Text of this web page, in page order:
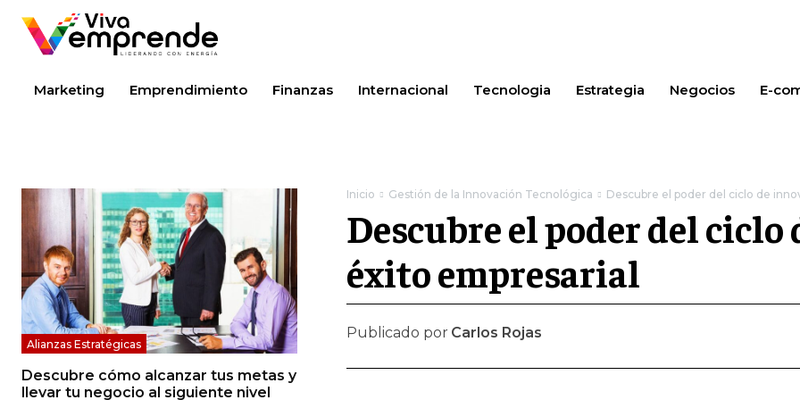
Marketing Emprendimiento Finanzas Internacional Tecnologia Estrategia Negocios E-
Alianzas Estratégicas
Descubre cómo alcanzar tus metas y
llevar tu negocio al siguiente nivel
Inicio Gestión de la Innovación Tecnológica Descubre el poder del ciclo de
Descubre el poder del
éxito empresarial
Publicado por Carlos Rojas